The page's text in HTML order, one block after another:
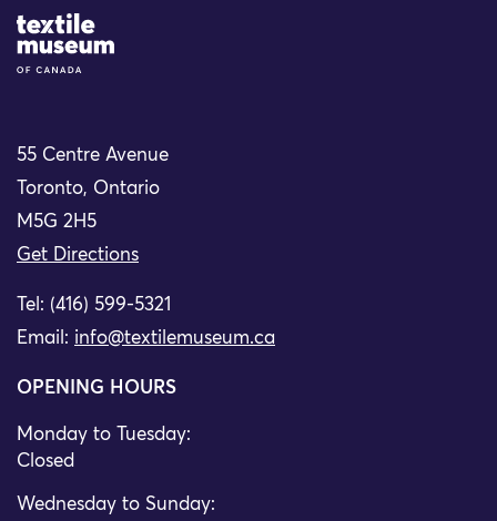
Site Logo
55 Centre Avenue
Toronto, Ontario
M5G 2H5
Get Directions
Tel: (416) 599-5321
Email: info@textilemuseum.ca
OPENING HOURS
Monday to Tuesday:
Closed
Wednesday to Sunday: